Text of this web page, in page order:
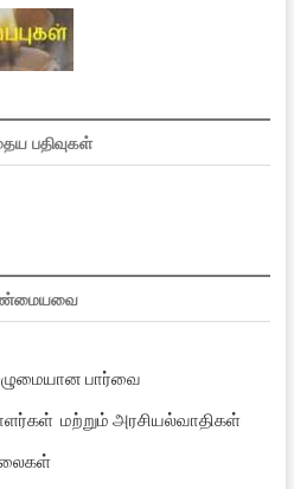
பதிவுகள்
பார்வை
மற்றும் அரசியல்வாதிகள்